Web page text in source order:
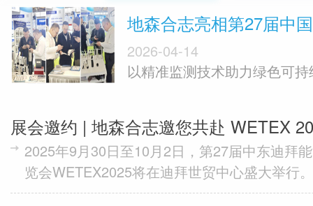
地森合志亮相第27届中
expo China 2026
2026-04-14
以精准监测技术助力绿色可
展会邀约 | 地森合志邀您共赴 WETEX
2025年9月30日至10月2日，第27届中东迪拜
览会WETEX2025将在迪拜世贸中心盛大举行
国际化程度最高的环保与水处理盛会，